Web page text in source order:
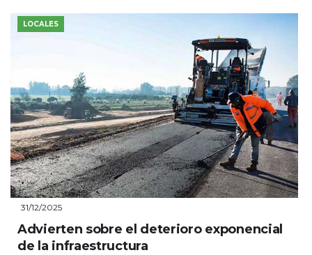
LOCALES
31/12/2025
Advierten sobre el deterioro exponencial
de la infraestructura